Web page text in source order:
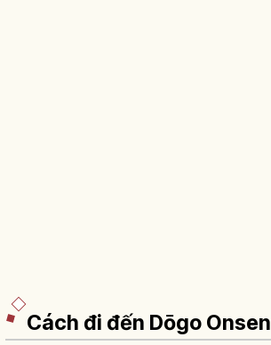
Cách đi đến Dōgo Onsen